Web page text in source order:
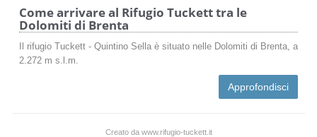
Come arrivare al Rifugio Tuckett tra le
Dolomiti di Brenta
Il rifugio Tuckett - Quintino Sella è situato nelle Dolomiti di Brenta, a
2.272 m s.l.m.
Approfondisci
Creato da www.rifugio-tuckett.it